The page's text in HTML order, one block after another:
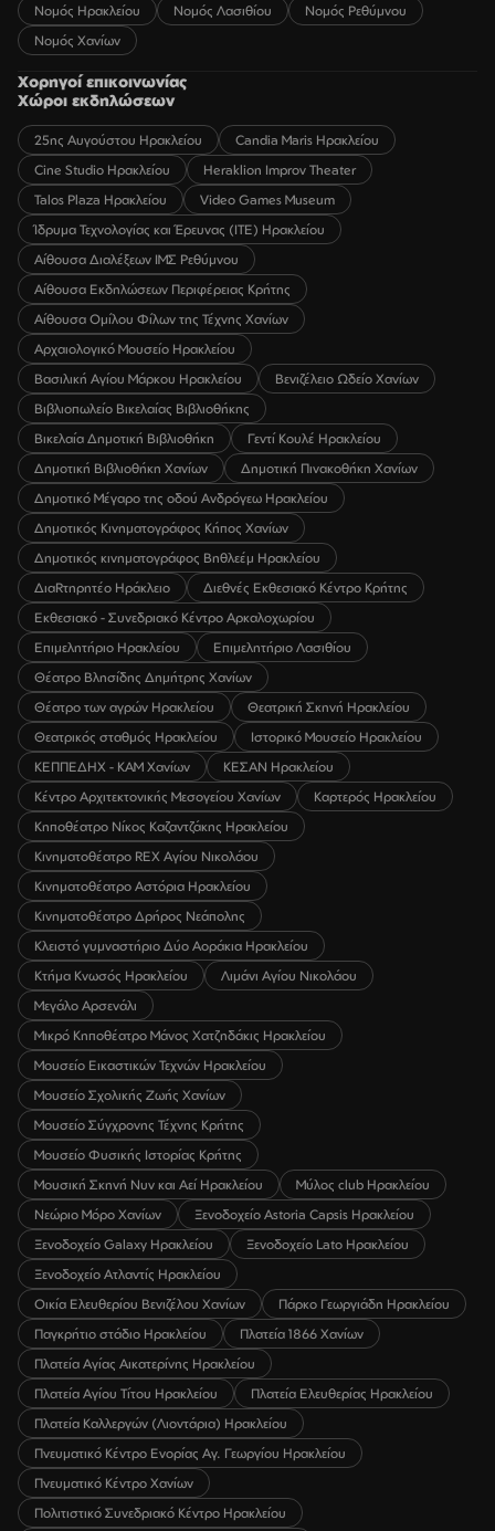
Νομός Ηρακλείου Νομός Λασιθίου
Νομός Ρεθύμνου
Νομός Χανίων
Χορηγοί επικοινωνίας
Χώροι εκδηλώσεων
25ης Αυγούστου Ηρακλείου
Candia Maris Ηρακλείου
Cine Studio Ηρακλείου
Heraklion Improv Theater
Talos Plaza Ηρακλείου
Video Games Museum
Ίδρυμα Τεχνολογίας και Έρευνας (ΙΤΕ) Ηρακλείου
Αίθουσα Διαλέξεων ΙΜΣ Ρεθύμνου
Αίθουσα Εκδηλώσεων Περιφέρειας Κρήτης
Αίθουσα Ομίλου Φίλων της Τέχνης Χανίων
Αρχαιολογικό Μουσείο Ηρακλείου
Βασιλική Αγίου Μάρκου Ηρακλείου
Βενιζέλειο Ωδείο Χανίων
Βιβλιοπωλείο Βικελαίας Βιβλιοθήκης
Βικελαία Δημοτική Βιβλιοθήκη
Γεντί Κουλέ Ηρακλείου
Δημοτική Βιβλιοθήκη Χανίων
Δημοτική Πινακοθήκη Χανίων
Δημοτικό Μέγαρο της οδού Ανδρόγεω Ηρακλείου
Δημοτικός Κινηματογράφος Κήπος Χανίων
Δημοτικός κινηματογράφος Βηθλεέμ Ηρακλείου
ΔιαRτηρητέο Ηράκλειο
Διεθνές Εκθεσιακό Κέντρο Κρήτης
Εκθεσιακό - Συνεδριακό Κέντρο Αρκαλοχωρίου
Επιμελητήριο Ηρακλείου
Επιμελητήριο Λασιθίου
Θέατρο Βλησίδης Δημήτρης Χανίων
Θέατρο των αγρών Ηρακλείου
Θεατρική Σκηνή Ηρακλείου
Θεατρικός σταθμός Ηρακλείου
Ιστορικό Μουσείο Ηρακλείου
ΚΕΠΠΕΔΗΧ - ΚΑΜ Χανίων
ΚΕΣΑΝ Ηρακλείου
Κέντρο Αρχιτεκτονικής Μεσογείου Χανίων
Καρτερός Ηρακλείου
Κηποθέατρο Νίκος Καζαντζάκης Ηρακλείου
Κινηματοθέατρο REX Αγίου Νικολάου
Κινηματοθέατρο Αστόρια Ηρακλείου
Κινηματοθέατρο Δρήρος Νεάπολης
Κλειστό γυμναστήριο Δύο Αοράκια Ηρακλείου
Κτήμα Κνωσός Ηρακλείου
Λιμάνι Αγίου Νικολάου
Μεγάλο Αρσενάλι
Μικρό Κηποθέατρο Μάνος Χατζηδάκις Ηρακλείου
Μουσείο Εικαστικών Τεχνών Ηρακλείου
Μουσείο Σχολικής Ζωής Χανίων
Μουσείο Σύγχρονης Τέχνης Κρήτης
Μουσείο Φυσικής Ιστορίας Κρήτης
Μουσική Σκηνή Νυν και Αεί Ηρακλείου
Μύλος club Ηρακλείου
Νεώριο Μόρο Χανίων
Ξενοδοχείο Astoria Capsis Ηρακλείου
Ξενοδοχείο Galaxy Ηρακλείου
Ξενοδοχείο Lato Ηρακλείου
Ξενοδοχείο Ατλαντίς Ηρακλείου
Οικία Ελευθερίου Βενιζέλου Χανίων
Πάρκο Γεωργιάδη Ηρακλείου
Παγκρήτιο στάδιο Ηρακλείου
Πλατεία 1866 Χανίων
Πλατεία Αγίας Αικατερίνης Ηρακλείου
Πλατεία Αγίου Τίτου Ηρακλείου
Πλατεία Ελευθερίας Ηρακλείου
Πλατεία Καλλεργών (Λιοντάρια) Ηρακλείου
Πνευματικό Κέντρο Ενορίας Αγ. Γεωργίου Ηρακλείου
Πνευματικό Κέντρο Χανίων
Πολιτιστικό Συνεδριακό Κέντρο Ηρακλείου